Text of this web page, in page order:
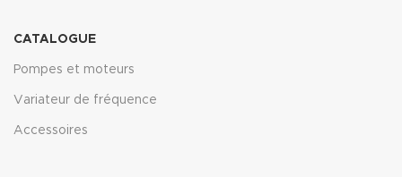
CATALOGUE
Pompes et moteurs
Variateur de fréquence
Accessoires